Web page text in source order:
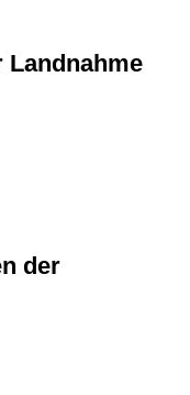
Landnahme
der